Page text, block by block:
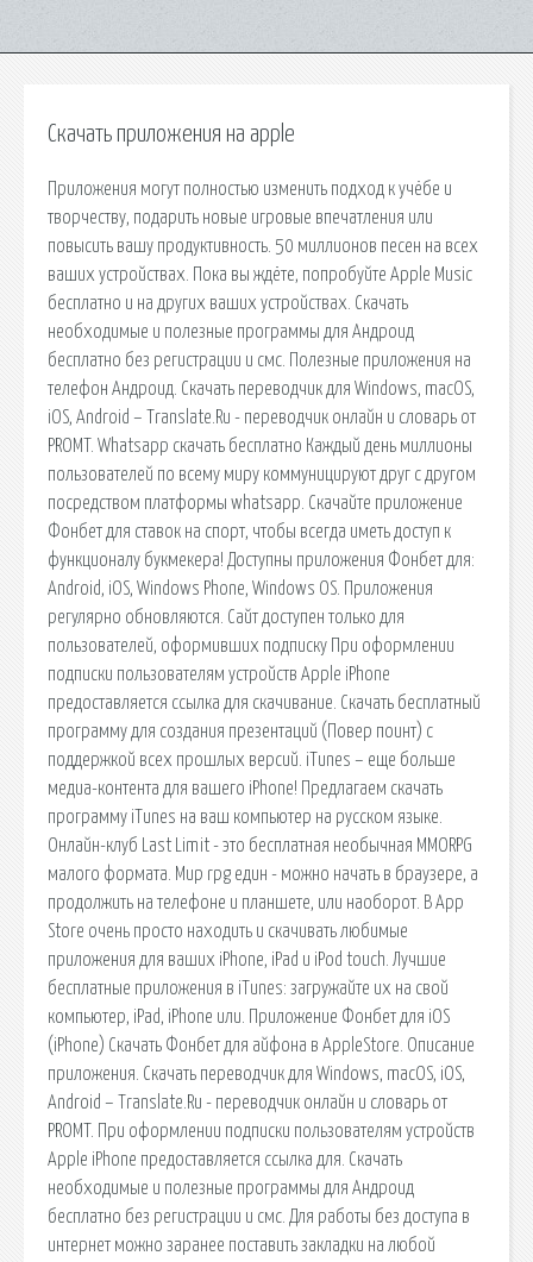
Скачать приложения на apple
Приложения могут полностью изменить подход к учёбе и
творчеству, подарить новые игровые впечатления или
повысить вашу продуктивность. 50 миллионов песен на всех
ваших устройствах. Пока вы ждёте, попробуйте Apple Music
бесплатно и на других ваших устройствах. Скачать
необходимые и полезные программы для Андроид
бесплатно без регистрации и смс. Полезные приложения на
телефон Андроид. Скачать переводчик для Windows, macOS,
iOS, Android – Translate.Ru - переводчик онлайн и словарь от
PROMT. Whatsapp скачать бесплатно Каждый день миллионы
пользователей по всему миру коммуницируют друг с другом
посредством платформы whatsapp. Скачайте приложение
Фонбет для ставок на спорт, чтобы всегда иметь доступ к
функционалу букмекера! Доступны приложения Фонбет для:
Android, iOS, Windows Phone, Windows OS. Приложения
регулярно обновляются. Сайт доступен только для
пользователей, оформивших подписку При оформлении
подписки пользователям устройств Apple iPhone
предоставляется ссылка для скачивание. Скачать бесплатный
программу для создания презентаций (Повер поинт) с
поддержкой всех прошлых версий. iTunes – еще больше
медиа-контента для вашего iPhone! Предлагаем скачать
программу iTunes на ваш компьютер на русском языке.
Онлайн-клуб Last Limit - это бесплатная необычная MMORPG
малого формата. Мир rpg един - можно начать в браузере, а
продолжить на телефоне и планшете, или наоборот. В App
Store очень просто находить и скачивать любимые
приложения для ваших iPhone, iPad и iPod touch. Лучшие
бесплатные приложения в iTunes: загружайте их на свой
компьютер, iPad, iPhone или. Приложение Фонбет для iOS
(iPhone) Скачать Фонбет для айфона в AppleStore. Описание
приложения. Скачать переводчик для Windows, macOS, iOS,
Android – Translate.Ru - переводчик онлайн и словарь от
PROMT. При оформлении подписки пользователям устройств
Apple iPhone предоставляется ссылка для. Скачать
необходимые и полезные программы для Андроид
бесплатно без регистрации и смс. Для работы без доступа в
интернет можно заранее поставить закладки на любой